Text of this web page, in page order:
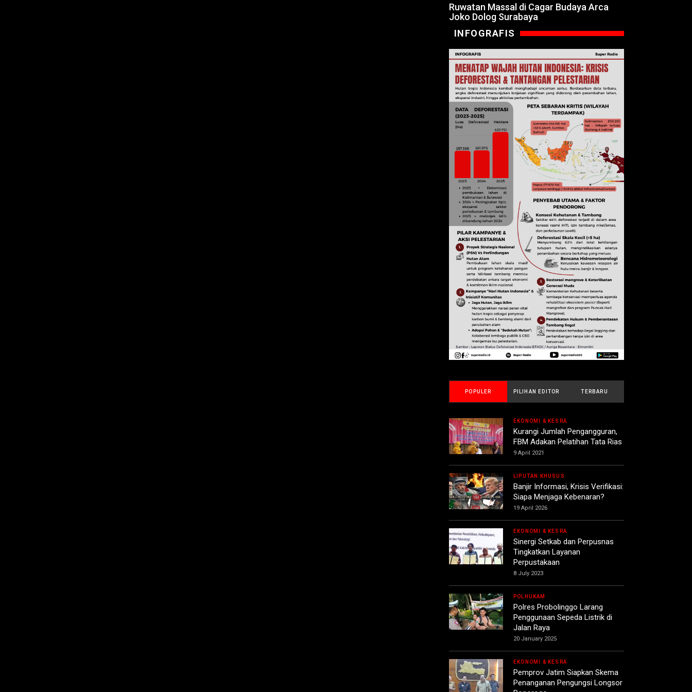
Ruwatan Massal di Cagar Budaya Arca
Joko Dolog Surabaya
INFOGRAFIS
POPULER PILIHAN EDITOR TERBARU
EKONOMI & KESRA
Kurangi Jumlah Pengangguran,
FBM Adakan Pelatihan Tata Rias
9 April 2021
LIPUTAN KHUSUS
Banjir Informasi, Krisis Verifikasi:
Siapa Menjaga Kebenaran?
19 April 2026
EKONOMI & KESRA
Sinergi Setkab dan Perpusnas
Tingkatkan Layanan
Perpustakaan
8 July 2023
POLHUKAM
Polres Probolinggo Larang
Penggunaan Sepeda Listrik di
Jalan Raya
20 January 2025
EKONOMI & KESRA
Pemprov Jatim Siapkan Skema
Penanganan Pengungsi Longsor